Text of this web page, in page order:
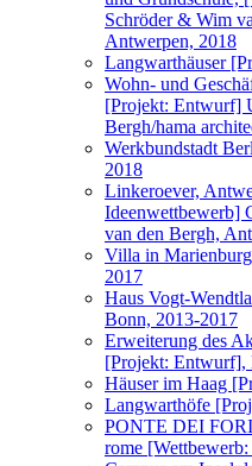
Schröder & Wim
Antwerpen, 2018
Langwarthäuser
Wohn- und
[Projekt: Entwurf]
Bergh/hama
Werkbundstadt
2018
Linkeroever,
Ideenwettbewerb]
van den Bergh,
Villa in
2017
Haus Vogt-
Bonn, 2013-2017
Erweiterung des
[Projekt: Entwurf],
Häuser im Haag
Langwarthöfe
PONTE DEI
rome